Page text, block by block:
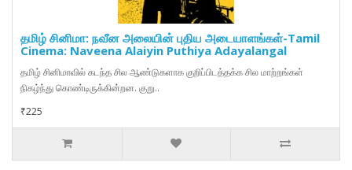
தமிழ் சினிமா: நவீன அலையின் புதிய அடையாளங்கள்-Tamil
Cinema: Naveena Alaiyin Puthiya Adayalangal
தமிழ் சினிமாவில் கடந்த சில ஆண்டுகளாக குறிப்பிடத்தக்க சில மாற்றங்கள்
நிகழ்ந்து கொண்டிருக்கின்றன. குறு..
₹225